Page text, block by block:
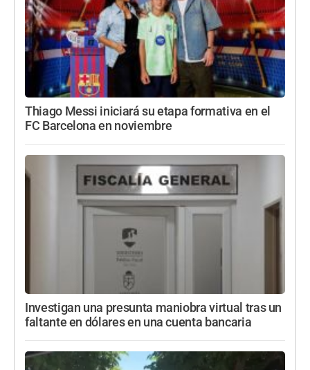
Thiago Messi iniciará su etapa formativa en el
FC Barcelona en noviembre
Investigan una presunta maniobra virtual tras un
faltante en dólares en una cuenta bancaria